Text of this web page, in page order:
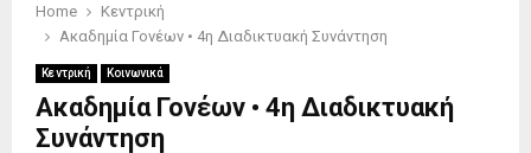
Home
Κεντρική
Ακαδημία Γονέων • 4η Διαδικτυακή Συνάντηση
Κεντρική Κοινωνικά
Ακαδημία Γονέων • 4η Διαδικτυακή
Συνάντηση